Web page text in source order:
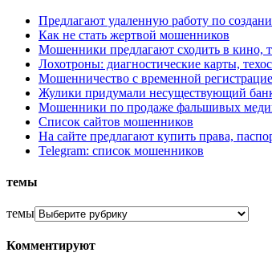
Предлагают удаленную работу по
Как не стать жертвой мошенников
Мошенники предлагают сходить в кино,
Лохотроны: диагностические карты,
Мошенничество с временной
Жулики придумали несуществующий
Мошенники по продаже фальшивых
Список сайтов мошенников
На сайте предлагают купить права,
Telegram: список мошенников
темы
темы
Комментируют